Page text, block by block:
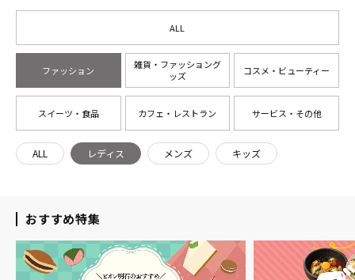
ALL
ファッション
雑貨・ファッショング
ッズ
コスメ・ビューティー
スイーツ・食品 カフェ・レストラン サービス・その他
ALL レディス メンズ キッズ
おすすめ特集